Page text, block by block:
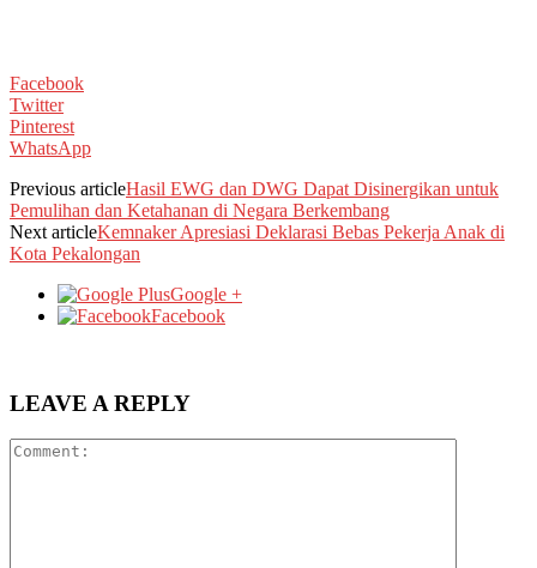
Facebook
Twitter
Pinterest
WhatsApp
Previous articleHasil EWG dan DWG Dapat Disinergikan untuk
Pemulihan dan Ketahanan di Negara Berkembang
Next articleKemnaker Apresiasi Deklarasi Bebas Pekerja Anak di
Kota Pekalongan
Google +
Facebook
LEAVE A REPLY